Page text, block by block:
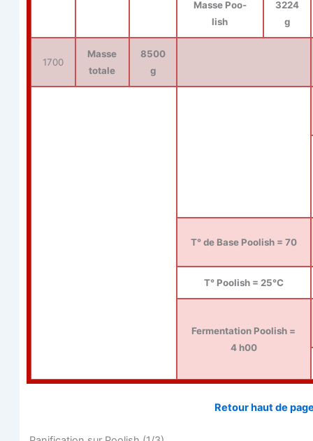
Masse Poo­
lish
3224
g
1700
Masse
totale
8500
g
T° de Base Poo­lish = 70
T° Poo­lish = 25°C
Fer­men­ta­tion Poo­lish =
4 h00
Retour haut de